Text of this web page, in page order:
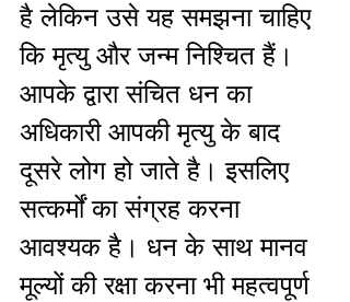
है लेकिन उसे यह समझना चाहिए
कि मृत्यु और जन्म निश्चित हैं।
आपके द्वारा संचित धन का
अधिकारी आपकी मृत्यु के बाद
दूसरे लोग हो जाते है। इसलिए
सत्कर्मों का संग्रह करना
आवश्यक है। धन के साथ मानव
मूल्यों की रक्षा करना भी महत्वपूर्ण